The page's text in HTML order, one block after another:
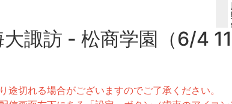
大諏訪 - 松商学園（6/4
切れる場合がございますのでご了承ください。